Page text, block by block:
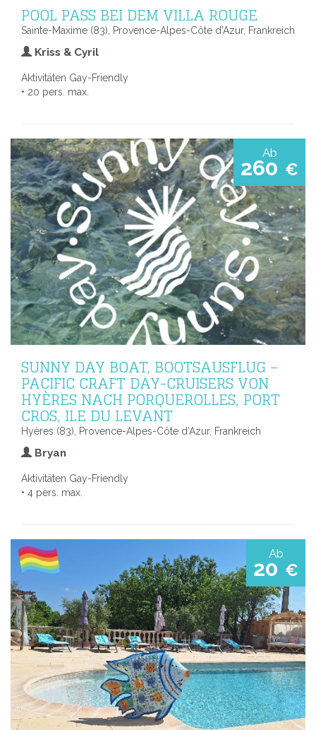
POOL PASS BEI DEM VILLA ROUGE
Sainte-Maxime (83), Provence-Alpes-Côte d’Azur, Frankreich
Kriss & Cyril
Aktivitäten Gay-Friendly
• 20 pers. max.
Ab
260 €
SUNNY DAY BOAT, BOOTSAUSFLUG –
PACIFIC CRAFT DAY-CRUISERS VON
HYÈRES NACH PORQUEROLLES, PORT
CROS, ILE DU LEVANT
Hyères (83), Provence-Alpes-Côte d’Azur, Frankreich
Bryan
Aktivitäten Gay-Friendly
• 4 pers. max.
Ab
20 €